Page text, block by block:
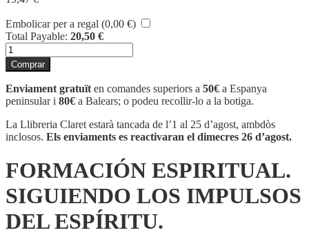
Embolicar per a regal (0,00 €)
Total Payable: 20,50 €
quantitat
de
FORMACIÓN
ESPIRITUAL.
SIGUIENDO
LOS
IMPULSOS
DEL
Comprar
Enviament gratuït en comandes superiors a 50€ a Espanya
peninsular i 80€ a Balears; o podeu recollir-lo a la botiga.
La Llibreria Claret estarà tancada de l’1 al 25 d’agost, ambdòs
inclosos. Els enviaments es reactivaran el dimecres 26 d’agost.
FORMACIÓN ESPIRITUAL.
SIGUIENDO LOS IMPULSOS
DEL ESPÍRITU.